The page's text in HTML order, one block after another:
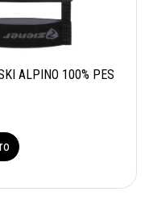
ALPINO 100% PES